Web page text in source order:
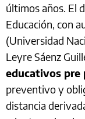
últimos años. El
Educación, con
(Universidad
Leyre Sáenz
educativos pre
preventivo y
distancia